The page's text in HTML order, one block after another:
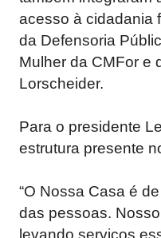
acesso à cidadania
da Defensoria
Mulher da CMFor e
Lorscheider.
Para o presidente
estrutura presente
“O Nossa Casa é
das pessoas.
levando serviços